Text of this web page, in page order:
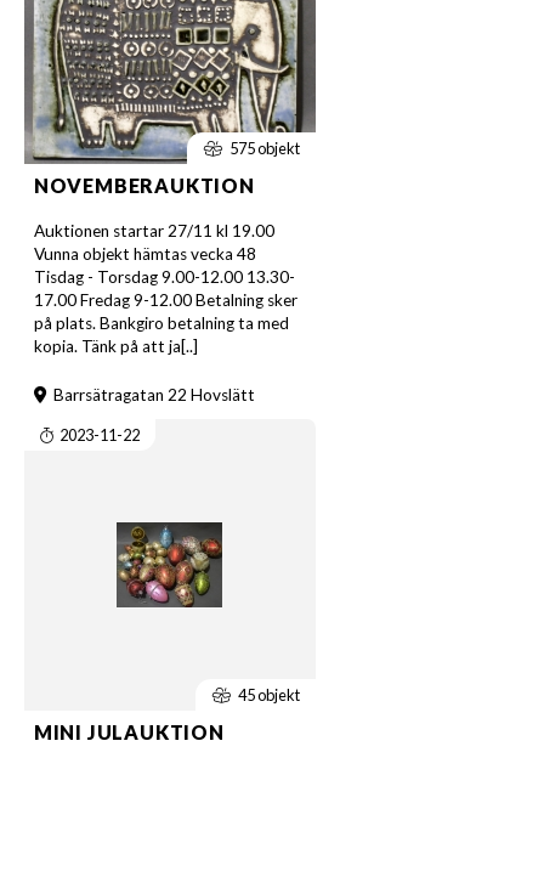
575 objekt
NOVEMBERAUKTION
Auktionen startar 27/11 kl 19.00
Vunna objekt hämtas vecka 48
Tisdag - Torsdag 9.00-12.00 13.30-
17.00 Fredag 9-12.00 Betalning sker
på plats. Bankgiro betalning ta med
kopia. Tänk på att ja[..]
Barrsätragatan 22 Hovslätt
2023-11-22
45 objekt
MINI JULAUKTION